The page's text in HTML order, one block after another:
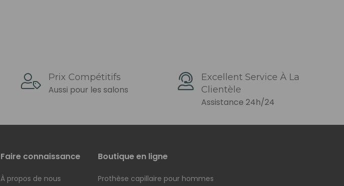
Prix ​​compétitifs
Aussi pour les salons
Excellent Service À La
Clientèle
Assistance 24h/24
Faire connaissance
À propos de nous
Boutique en ligne
Prothèse capillaire pour hommes